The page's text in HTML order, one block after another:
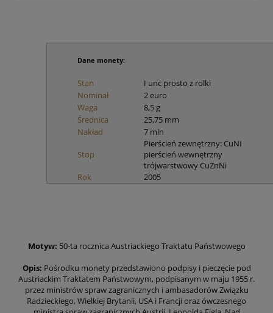
Dane monety:
Stan
I unc prosto z rolki
Nominał
2 euro
Waga
8,5 g
Średnica
25,75 mm
Nakład
7 mln
Stop
Pierścień zewnętrzny: CuNI
pierścień wewnętrzny
trójwarstwowy CuZnNi
Rok
2005
Motyw: 50-ta rocznica Austriackiego Traktatu Państwowego
Opis: Pośrodku monety przedstawiono podpisy i pieczęcie pod
Austriackim Traktatem Państwowym, podpisanym w maju 1955 r.
przez ministrów spraw zagranicznych i ambasadorów Związku
Radzieckiego, Wielkiej Brytanii, USA i Francji oraz ówczesnego